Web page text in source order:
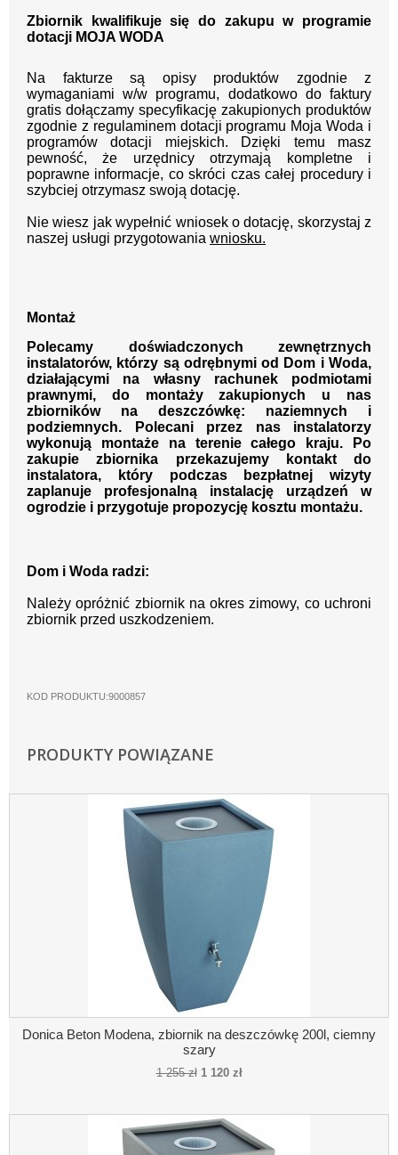
Zbiornik kwalifikuje się do zakupu w programie
dotacji MOJA WODA
Na fakturze są opisy produktów zgodnie z
wymaganiami w/w programu, dodatkowo do faktury
gratis dołączamy specyfikację zakupionych produktów
zgodnie z regulaminem dotacji programu Moja Woda i
programów dotacji miejskich. Dzięki temu masz
pewność, że urzędnicy otrzymają kompletne i
poprawne informacje, co skróci czas całej procedury i
szybciej otrzymasz swoją dotację.
Nie wiesz jak wypełnić wniosek o dotację, skorzystaj z
naszej usługi przygotowania wniosku.
Montaż
Polecamy doświadczonych zewnętrznych
instalatorów, którzy są odrębnymi od Dom i Woda,
działającymi na własny rachunek podmiotami
prawnymi, do montaży zakupionych u nas
zbiorników na deszczówkę: naziemnych i
podziemnych. Polecani przez nas instalatorzy
wykonują montaże na terenie całego kraju. Po
zakupie zbiornika przekazujemy kontakt do
instalatora, który podczas bezpłatnej wizyty
zaplanuje profesjonalną instalację urządzeń w
ogrodzie i przygotuje propozycję kosztu montażu.
Dom i Woda radzi:
Należy opróżnić zbiornik na okres zimowy, co uchroni
zbiornik przed uszkodzeniem.
KOD PRODUKTU:9000857
PRODUKTY POWIĄZANE
Donica Beton Modena, zbiornik na deszczówkę 200l, ciemny
szary
1 255 zł 1 120 zł